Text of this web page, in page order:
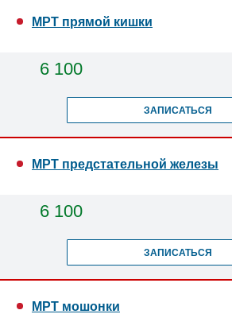
МРТ прямой кишки
6 100
ЗАПИСАТЬСЯ
МРТ предстательной железы
6 100
ЗАПИСАТЬСЯ
МРТ мошонки